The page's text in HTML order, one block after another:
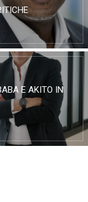
E AKITO IN